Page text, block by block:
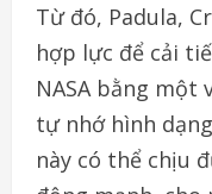
Từ đó, Padula,
hợp lực để cải
NASA bằng một
tự nhớ hình
này có thể chịu